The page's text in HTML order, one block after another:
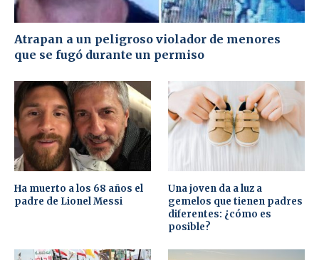
Atrapan a un peligroso violador de menores
que se fugó durante un permiso
Ha muerto a los 68 años el
padre de Lionel Messi
Una joven da a luz a
gemelos que tienen padres
diferentes: ¿cómo es
posible?